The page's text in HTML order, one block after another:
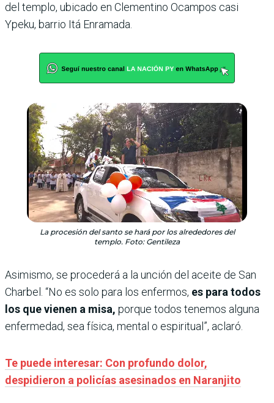
del templo, ubicado en Clementino Ocampos casi
Ypeku, barrio Itá Enramada.
La procesión del santo se hará por los alrededores del
templo. Foto: Gentileza
Asimismo, se procederá a la unción del aceite de San
Charbel. “No es solo para los enfermos, es para todos
los que vienen a misa, porque todos tenemos alguna
enfermedad, sea física, mental o espiritual”, aclaró.
Te puede interesar: Con profundo dolor,
despidieron a policías asesinados en Naranjito